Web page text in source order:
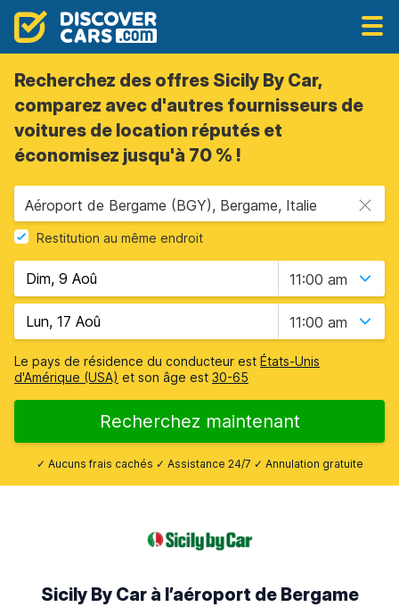
Recherchez des offres Sicily By Car,
comparez avec d'autres fournisseurs de
voitures de location réputés et
économisez jusqu'à 70 % !
Aéroport de Bergame (BGY), Bergame, Italie
Restitution au même endroit
11:00 am
11:00 am
Le pays de résidence du conducteur est États-Unis
d'Amérique (USA) et son âge est 30-65
Recherchez maintenant
✓ Aucuns frais cachés ✓ Assistance 24/7 ✓ Annulation gratuite
Sicily By Car à l’aéroport de Bergame